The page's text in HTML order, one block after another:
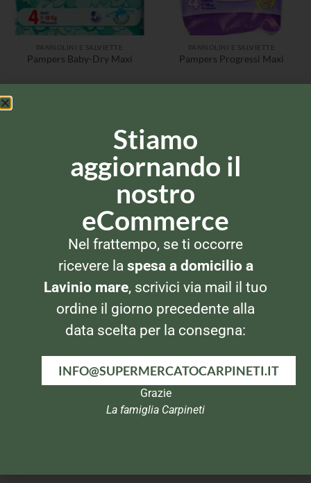
PANNOLINI E SALVIETTE
Pampers Baby-Dry Maxi
PANNOLINI E SALVIETTE
Pampers Progressi Maxi
PANNOLINI E SALVIETTE PANNOLINI E SALVIETTE
Stiamo
aggiornando il
nostro
eCommerce
Nel frattempo, se ti occorre
ricevere la spesa a domicilio a
Lavinio mare, scrivici via mail il tuo
ordine il giorno precedente alla
data scelta per la consegna:
INFO@SUPERMERCATOCARPINETI.IT
Grazie
La famiglia Carpineti